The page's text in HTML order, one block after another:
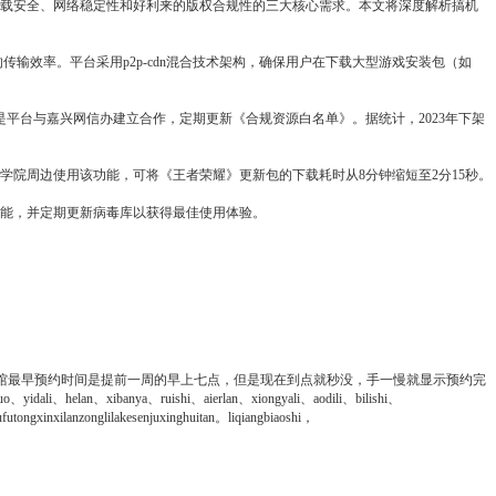
安全、网络稳定性和好利来的版权合规性的三大核心需求。本文将深度解析搞机
输效率。平台采用p2p-cdn混合技术架构，确保用户在下载大型游戏安装包（如
台与嘉兴网信办建立合作，定期更新《合规资源白名单》。据统计，2023年下架
周边使用该功能，可将《王者荣耀》更新包的下载耗时从8分钟缩短至2分15秒。
并定期更新病毒库以获得最佳使用体验。
早预约时间是提前一周的早上七点，但是现在到点就秒没，手一慢就显示预约完
yidali、helan、xibanya、ruishi、aierlan、xiongyali、aodili、bilishi、
。liqiangbiaoshi，